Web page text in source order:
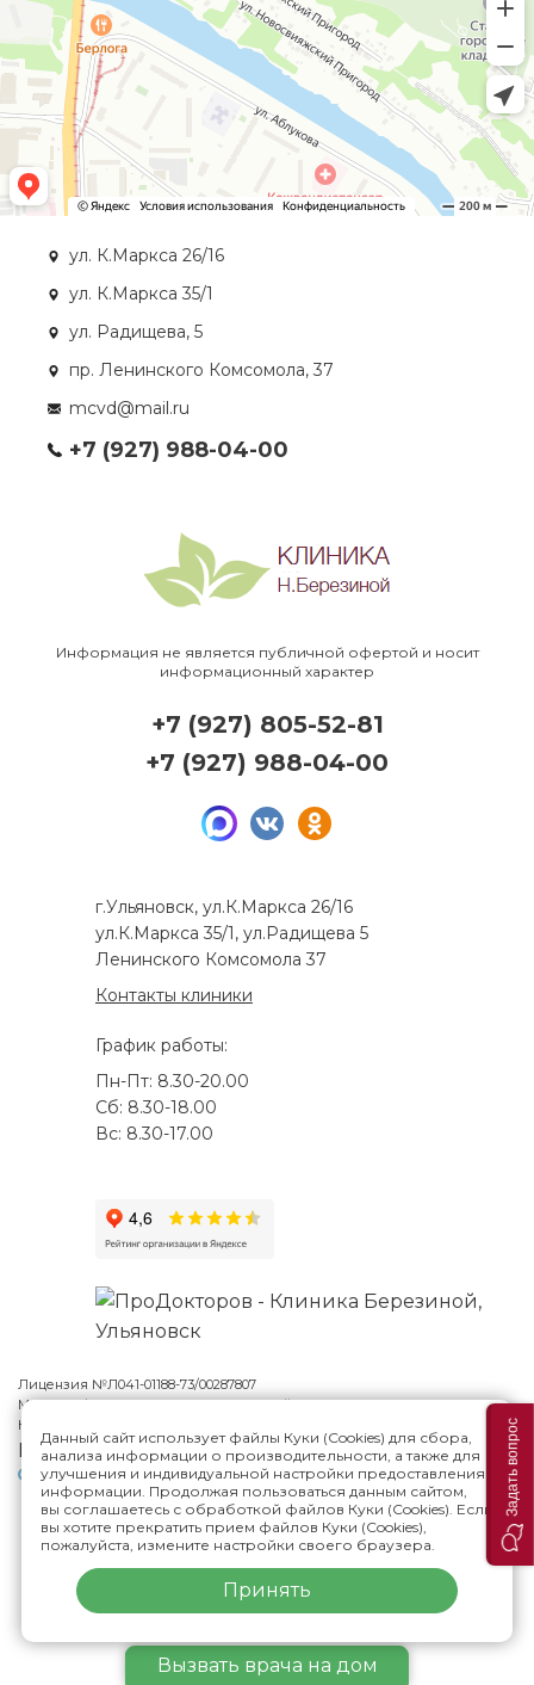
ул. К.Маркса 26/16
ул. К.Маркса 35/1
ул. Радищева, 5
пр. Ленинского Комсомола, 37
mcvd@mail.ru
+7 (927) 988-04-00
Информация не является публичной офертой и носит
информационный характер
г.Ульяновск, ул.К.Маркса 26/16
ул.К.Маркса 35/1, ул.Радищева 5
Ленинского Комсомола 37
Контакты клиники
График работы:
Пн-Пт: 8.30-20.00
Сб: 8.30-18.00
Вс: 8.30-17.00
+7 (927) 805-52-81
+7 (927) 988-04-00
Лицензия №Л041-01188-73/00287807
Многопрофильная клиника Н.Березиной в Ульяновске © 2026
Карта сайта
Версия сайта для слабовидящих
Политика конфиденциальности
ИМЕЮТСЯ ПРОТИВОПОКАЗАНИЯ,
НЕОБХОДИМА КОНСУЛЬТАЦИЯ СПЕЦИАЛИСТА
Вызвать врача на дом
Данный сайт использует файлы Куки (Cookies) для сбора,
анализа информации о производительности, а также для
улучшения и индивидуальной настройки предоставления
информации. Продолжая пользоваться данным сайтом,
вы соглашаетесь с обработкой файлов Куки (Cookies). Если
вы хотите прекратить прием файлов Куки (Cookies),
пожалуйста, измените настройки своего браузера.
Принять
Задать вопрос